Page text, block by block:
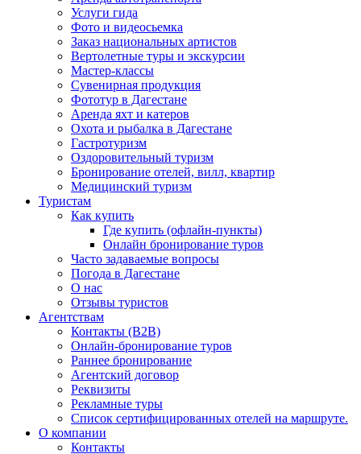
Услуги гида
Фото и видеосьемка
Заказ национальных артистов
Вертолетные туры и экскурсии
Мастер-классы
Сувенирная продукция
Фототур в Дагестане
Аренда яхт и катеров
Охота и рыбалка в Дагестане
Гастротуризм
Оздоровительный туризм
Бронирование отелей, вилл, квартир
Медицинский туризм
Туристам
Как купить
Где купить (офлайн-пункты)
Онлайн бронирование туров
Часто задаваемые вопросы
Погода в Дагестане
О нас
Отзывы туристов
Агентствам
Контакты (B2B)
Онлайн-бронирование туров
Раннее бронирование
Агентский договор
Реквизиты
Рекламные туры
Список сертифицированных отелей на маршруте.
О компании
Контакты